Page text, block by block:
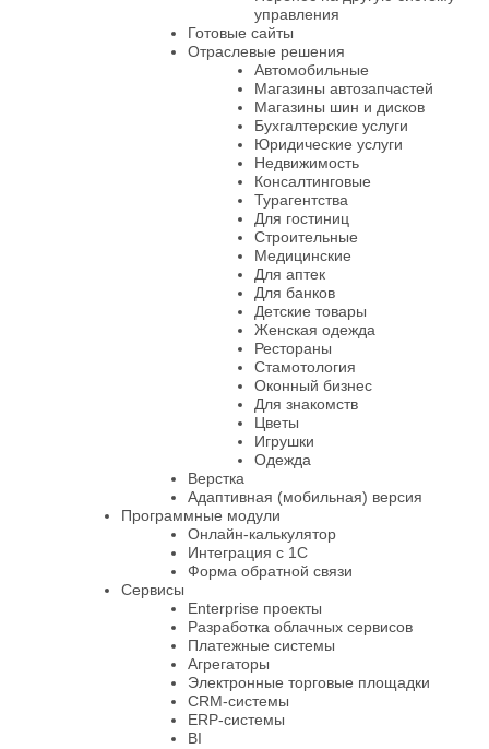
управления
Готовые сайты
Отраслевые решения
Автомобильные
Магазины автозапчастей
Магазины шин и дисков
Бухгалтерские услуги
Юридические услуги
Недвижимость
Консалтинговые
Турагентства
Для гостиниц
Строительные
Медицинские
Для аптек
Для банков
Детские товары
Женская одежда
Рестораны
Стамотология
Оконный бизнес
Для знакомств
Цветы
Игрушки
Одежда
Верстка
Адаптивная (мобильная) версия
Программные модули
Oнлайн-калькулятор
Интеграция с 1С
Форма обратной связи
Сервисы
Enterprise проекты
Разработка облачных сервисов
Платежные системы
Агрегаторы
Электронные торговые площадки
CRM-системы
ERP-системы
BI